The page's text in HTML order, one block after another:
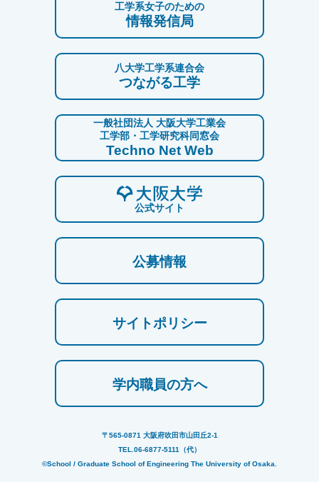
工学系女子のための
情報発信局
八大学工学系連合会
つながる工学
一般社団法人 大阪大学工業会
工学部・工学研究科同窓会
Techno Net Web
公式サイト
公募情報
サイトポリシー
学内職員の方へ
〒565-0871 大阪府吹田市山田丘2-1
TEL.06-6877-5111（代）
©School / Graduate School of Engineering The University of Osaka.